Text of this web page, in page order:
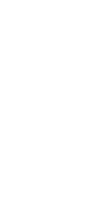
website is used and to offer